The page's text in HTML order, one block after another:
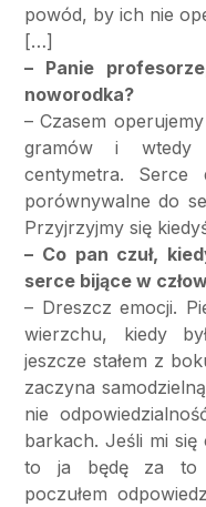
powód, by ich nie
[…]
– Panie
noworodka?
– Czasem
gramów i wtedy
centymetra. Serce
porównywalne do
Przyjrzyjmy się
– Co pan czuł,
serce bijące w
– Dreszcz emocji.
wierzchu, kiedy
jeszcze stałem z
zaczyna
nie
barkach. Jeśli mi
to ja będę za to
poczułem